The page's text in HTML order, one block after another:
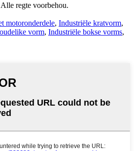
regte voorbehou.
motoronderdele, Industriële kratvorm,
vorm, Industriële bokse vorms,